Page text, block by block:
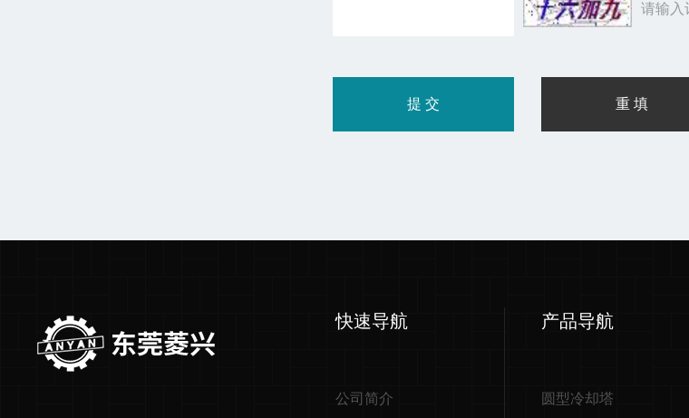
请输入
快速导航
公司简介
产品导航
圆型冷却塔